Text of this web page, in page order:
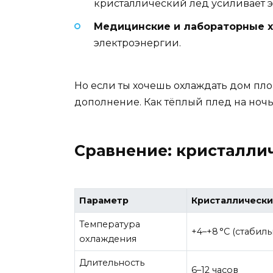
кристаллический лёд усиливает
Медицинские и лабораторные
электроэнергии.
Но если ты хочешь охлаждать дом
дополнение. Как тёплый плед на
Сравнение:
Параметр
Температура
охлаждения
+4–+8 °C
Длительность
6–12 часов